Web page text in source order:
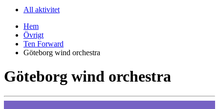
All aktivitet
Hem
Övrigt
Ten Forward
Göteborg wind orchestra
Göteborg wind orchestra